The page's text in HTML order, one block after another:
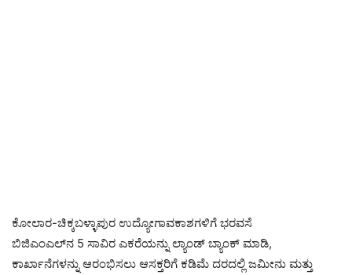
ಕೋಲಾರ-ಚಿಕ್ಕಬಳ್ಳಾಪುರ ಉದ್ಯೋಗಾವಕಾಶಗಳಿಗೆ ಭರವಸೆ
ಬಿಜಿಎಂಎಲ್‌ನ 5 ಸಾವಿರ ಎಕರೆಯನ್ನು ಲ್ಯಾಂಡ್ ಬ್ಯಾಂಕ್ ಮಾಡಿ,
ಕಾರ್ಖಾನೆಗಳನ್ನು ಆರಂಭಿಸಲು ಆಸಕ್ತರಿಗೆ ಕಡಿಮೆ ದರದಲ್ಲಿ ಜಮೀನು ಮತ್ತು